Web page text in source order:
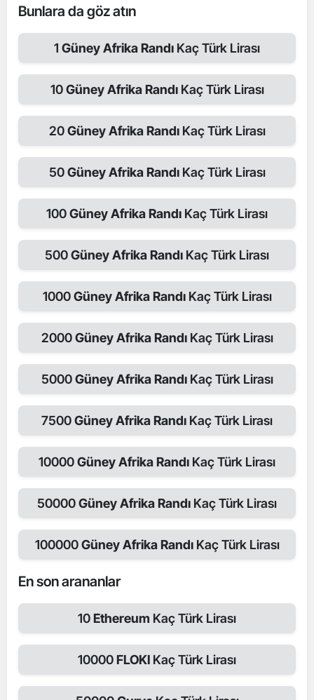
Bunlara da göz atın
1 Güney Afrika Randı Kaç Türk Lirası
10Güney Afrika RandıKaç Türk Lirası
20Güney Afrika RandıKaç Türk Lirası
50Güney Afrika RandıKaç Türk Lirası
100Güney Afrika Randı Kaç Türk Lirası
500Güney Afrika Randı Kaç Türk Lirası
1000Güney Afrika RandıKaç Türk Lirası
2000Güney Afrika RandıKaç Türk Lirası
5000Güney Afrika RandıKaç Türk Lirası
7500Güney Afrika Randı Kaç Türk Lirası
10000Güney Afrika Randı Kaç Türk Lirası
50000Güney Afrika Randı Kaç Türk Lirası
100000Güney Afrika RandıKaç Türk Lirası
En son arananlar
10Ethereum Kaç Türk Lirası
10000FLOKI Kaç Türk Lirası